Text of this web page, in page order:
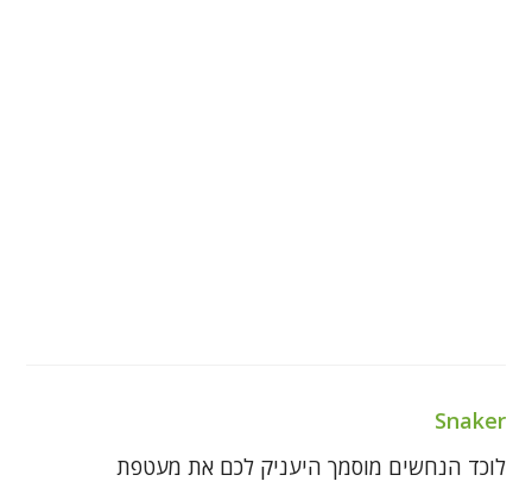
Snaker
לוכד הנחשים מוסמך היעניק לכם את מעטפת